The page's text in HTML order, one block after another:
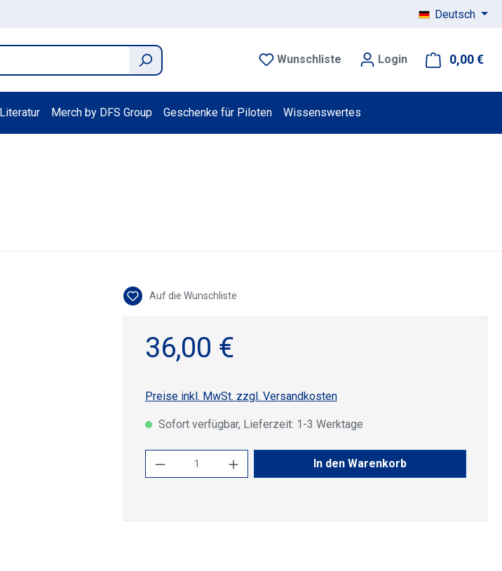
Deutsch
Wunschliste Login 0,00 €
Literatur Merch by DFS Group Geschenke für Piloten Wissenswertes
Auf die Wunschliste
36,00 €
Preise inkl. MwSt. zzgl. Versandkosten
Sofort verfügbar, Lieferzeit: 1-3 Werktage
Produkt Anzahl: Gib den gewünschten Wert
In den Warenkorb